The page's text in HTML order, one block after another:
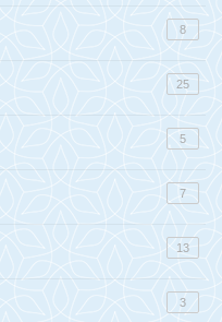
8
25
5
7
13
3